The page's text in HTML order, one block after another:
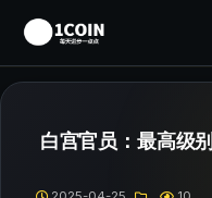
白宫官员：最高级